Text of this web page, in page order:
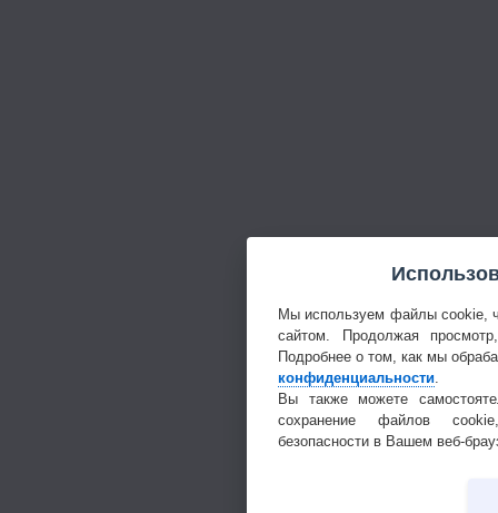
Мы используем файлы cookie,
сайтом. Продолжая
Подробнее о том, как мы
конфиденциальности
Вы также можете
сохранение файлов
безопасности в Вашем веб-